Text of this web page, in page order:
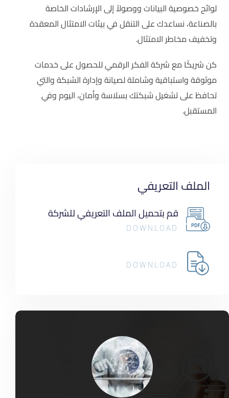
لوائح خصوصية البيانات ووصولاً إلى الإرشادات الخاصة
بالصناعة، نساعدك على التنقل في بيئات الامتثال المعقدة
وتخفيف مخاطر الامتثال.
كن شريكًا مع شركة الفكر الرقمي للحصول على خدمات
موثوقة واستباقية وشاملة لصيانة وإدارة الشبكة والتي
تحافظ على تشغيل شبكتك بسلاسة وأمان، اليوم وفي
المستقبل.
الملف التعريفي
قم بتحميل الملف التعريفي للشركة
DOWNLOAD
DOWNLOAD